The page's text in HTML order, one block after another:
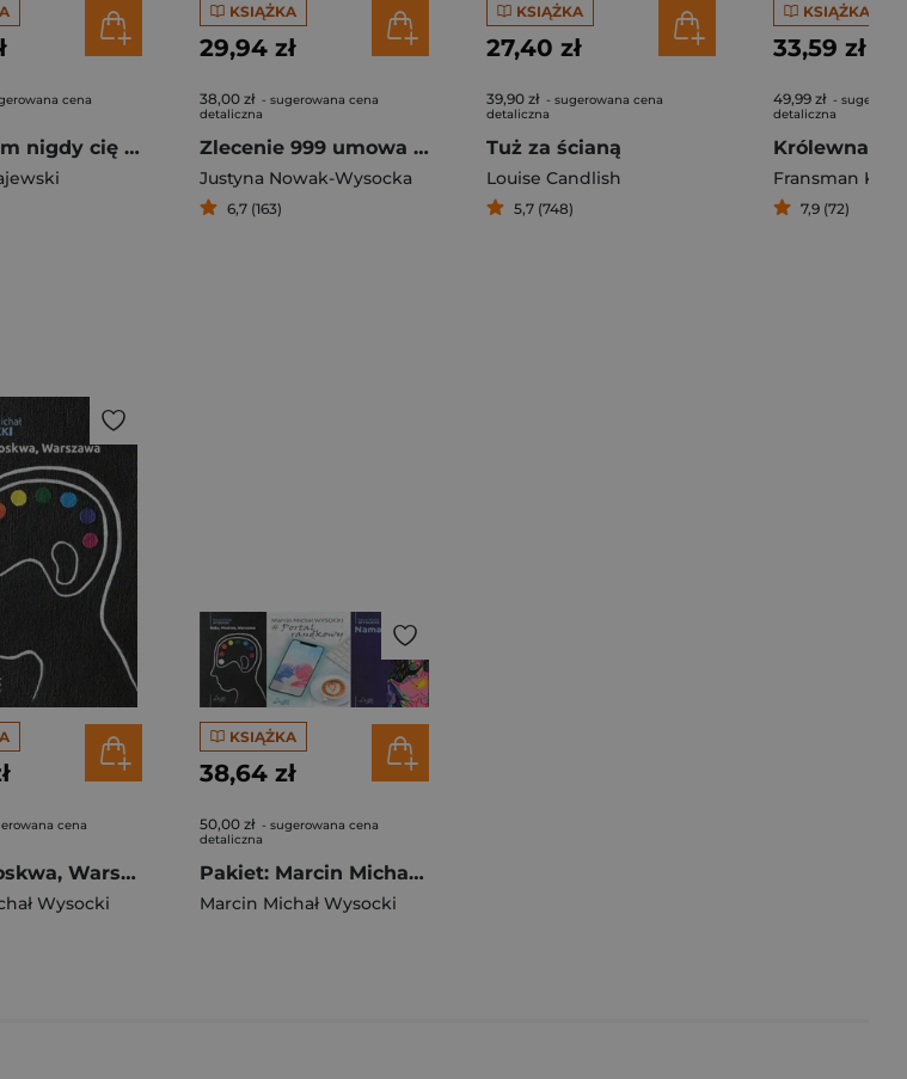
Kalicińska
cena
Chciałbym nigdy cię nie poznać
KSIĄŻKA
29,94 zł
38,00 zł - sugerowana cena
detaliczna
Zlecenie 999 umowa z nieznajomym
Justyna Nowak-Wysocka
6,7 (163)
KSIĄŻKA
27,40 zł
39,90 zł - sugerowana cena
detaliczna
Tuż za ścianą
Louise Candlish
5,7 (748)
KSIĄŻKA
33,59 zł
49,99 zł -
detaliczna
Fransman
7,9 (72)
cena
Baku, Moskwa, Warszawa
Wysocki
KSIĄŻKA
38,64 zł
50,00 zł - sugerowana cena
detaliczna
Pakiet: Marcin Michał Wysocki
Marcin Michał Wysocki